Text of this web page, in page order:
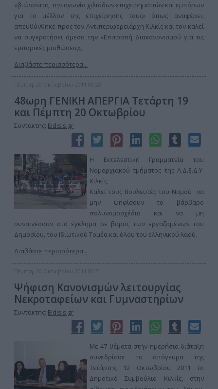
«βιώνοντας, την αγωνία χιλιάδων επιχειρηματιών και εμπόρων
για το μέλλον της επιχείρησής τους» όπως αναφέρει,
απευθύνθηκε προς τον Αντιπεριφερειάρχη Κιλκίς και τον καλεί
να συγκροτήσει άμεσα την «Επιτροπή Διακανονισμού για τις
εμπορικές μισθώσεις»,
Διαβάστε περισσότερα...
Πέμπτη, 20 Οκτωβρίου 2011 00:22
48ωρη ΓΕΝΙΚΗ ΑΠΕΡΓΙΑ Τετάρτη 19
και Πέμπτη 20 Οκτωβρίου
Συντάκτης: Eidisis.gr
Η Εκτελεστική Γραμματεία του
Νομαρχιακού τμήματος της Α.Δ.Ε.Δ.Υ.
Κιλκίς,
Καλεί τους Βουλευτές του Νομού να
μην ψηφίσουν το βάρβαρο
πολυνομοσχέδιο και να μη
συναινέσουν στο έγκλημα σε βάρος των εργαζομένων του
Δημοσίου, του Ιδιωτικού Τομέα και όλου του ελληνικού λαού.
Διαβάστε περισσότερα...
Πέμπτη, 20 Οκτωβρίου 2011 00:21
Ψήφιση Κανονισμών λειτουργίας
Νεκροταφείων και Γυμναστηρίων
Συντάκτης: Eidisis.gr
Με 47 θέματα στην ημερήσια διάταξη
συνεδρίασε το απόγευμα της
Τετάρτης 12 Οκτωβρίου 2011 το
Δημοτικό Συμβούλιο Κιλκίς, στην